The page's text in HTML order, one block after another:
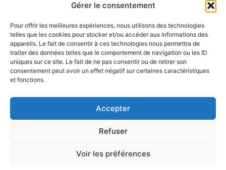
Gérer le consentement
Pour offrir les meilleures expériences, nous utilisons des technologies
telles que les cookies pour stocker et/ou accéder aux informations des
appareils. Le fait de consentir à ces technologies nous permettra de
traiter des données telles que le comportement de navigation ou les ID
uniques sur ce site. Le fait de ne pas consentir ou de retirer son
consentement peut avoir un effet négatif sur certaines caractéristiques
et fonctions.
Accepter
Refuser
Voir les préférences
26 avril 2023